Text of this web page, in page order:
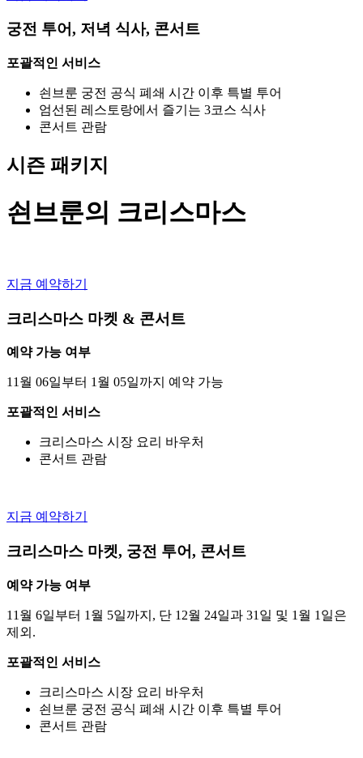
궁전 투어, 저녁 식사, 콘서트
포괄적인 서비스
쇤브룬 궁전 공식 폐쇄 시간 이후 특별 투어
엄선된 레스토랑에서 즐기는 3코스 식사
콘서트 관람
시즌 패키지
쇤브룬의 크리스마스
지금 예약하기
크리스마스 마켓 & 콘서트
예약 가능 여부
11월 06일부터 1월 05일까지 예약 가능
포괄적인 서비스
크리스마스 시장 요리 바우처
콘서트 관람
지금 예약하기
크리스마스 마켓, 궁전 투어, 콘서트
예약 가능 여부
11월 6일부터 1월 5일까지, 단 12월 24일과 31일 및 1월 1일은
제외.
포괄적인 서비스
크리스마스 시장 요리 바우처
쇤브룬 궁전 공식 폐쇄 시간 이후 특별 투어
콘서트 관람